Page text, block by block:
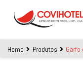
Home Produtos